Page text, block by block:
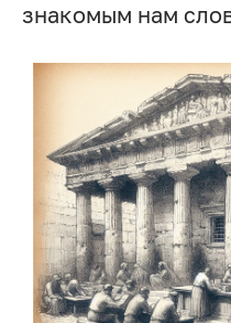
знакомым нам